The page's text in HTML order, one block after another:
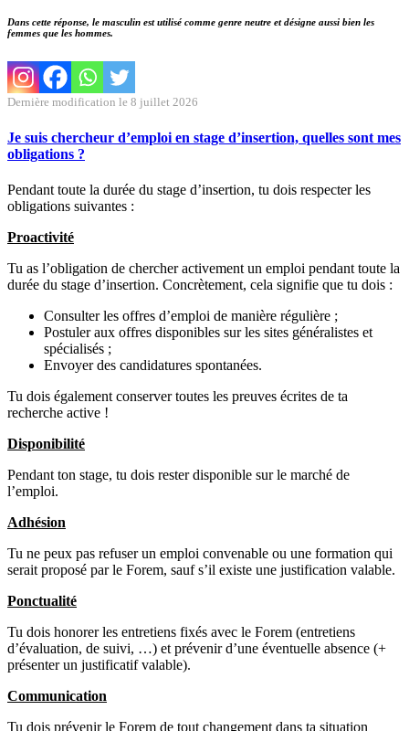
Dans cette réponse, le masculin est utilisé comme genre neutre et désigne aussi bien les
femmes que les hommes.
Dernière modification le 8 juillet 2026
Je suis chercheur d’emploi en stage d’insertion, quelles sont mes
obligations ?
Pendant toute la durée du stage d’insertion, tu dois respecter les
obligations suivantes :
Proactivité
Tu as l’obligation de chercher activement un emploi pendant toute la
durée du stage d’insertion. Concrètement, cela signifie que tu dois :
Consulter les offres d’emploi de manière régulière ;
Postuler aux offres disponibles sur les sites généralistes et
spécialisés ;
Envoyer des candidatures spontanées.
Tu dois également conserver toutes les preuves écrites de ta
recherche active !
Disponibilité
Pendant ton stage, tu dois rester disponible sur le marché de
l’emploi.
Adhésion
Tu ne peux pas refuser un emploi convenable ou une formation qui
serait proposé par le Forem, sauf s’il existe une justification valable.
Ponctualité
Tu dois honorer les entretiens fixés avec le Forem (entretiens
d’évaluation, de suivi, …) et prévenir d’une éventuelle absence (+
présenter un justificatif valable).
Communication
Tu dois prévenir le Forem de tout changement dans ta situation